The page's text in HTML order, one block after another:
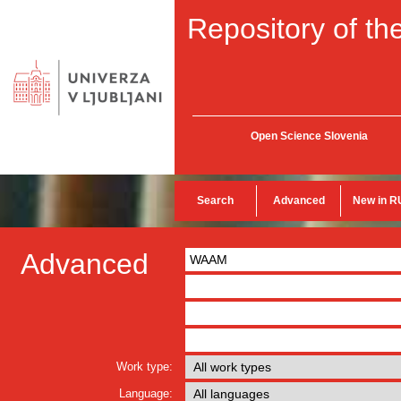
Repository of
Open Science Slovenia
Search Advanced New in
Advanced
Work type:
Language: